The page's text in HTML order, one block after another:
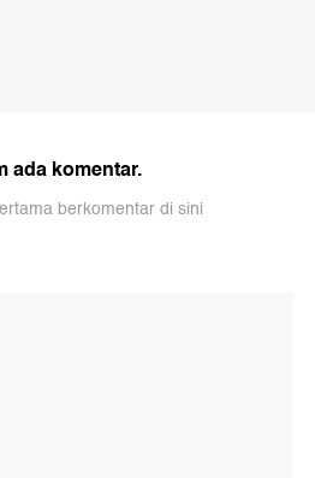
ada komentar.
berkomentar di sini